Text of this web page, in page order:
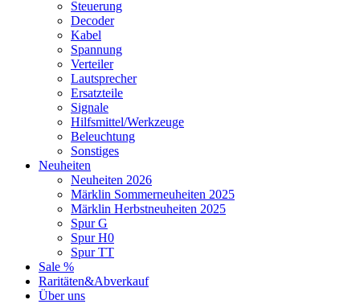
Steuerung
Decoder
Kabel
Spannung
Verteiler
Lautsprecher
Ersatzteile
Signale
Hilfsmittel/Werkzeuge
Beleuchtung
Sonstiges
Neuheiten
Neuheiten 2026
Märklin Sommerneuheiten 2025
Märklin Herbstneuheiten 2025
Spur G
Spur H0
Spur TT
Sale %
Raritäten&Abverkauf
Über uns